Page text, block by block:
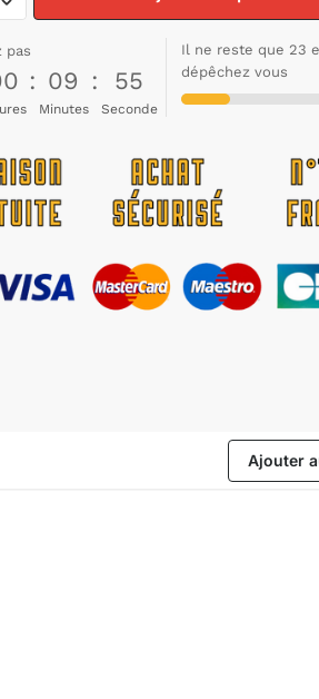
pas
: 09
Minutes
: 54
Seconde
Il ne reste que 23
dépêchez vous
Ajouter